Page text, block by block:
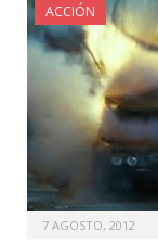
ACCIÓN
7 AGOSTO, 2012